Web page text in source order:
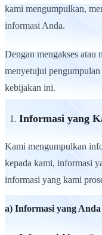
kami mengumpulkan,
informasi Anda.
Dengan mengakses atau
menyetujui
kebijakan ini.
Informasi yang
Kami mengumpulkan
kepada kami, informasi
informasi yang kami
a) Informasi yang